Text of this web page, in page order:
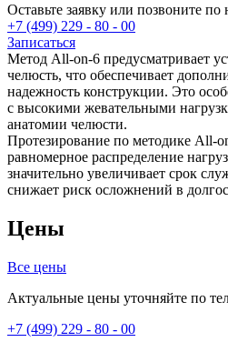
Оставьте заявку или позвоните по
+7 (499) 229 - 80 - 00
Записаться
Метод All-on-6 предусматривает
челюсть, что обеспечивает
надежность конструкции. Это
с высокими жевательными
анатомии челюсти.
Протезирование по методике All-
равномерное распределение
значительно увеличивает срок
снижает риск осложнений в
Цены
Все цены
Актуальные цены уточняйте по
+7 (499) 229 - 80 - 00